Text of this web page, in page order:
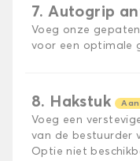
7. Autogrip
Voeg onze
voor een optimale
8. Hakstuk
Voeg een
van de bestuurder
Optie niet